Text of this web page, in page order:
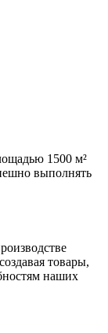
1500 м²
выполнять
товары,
наших